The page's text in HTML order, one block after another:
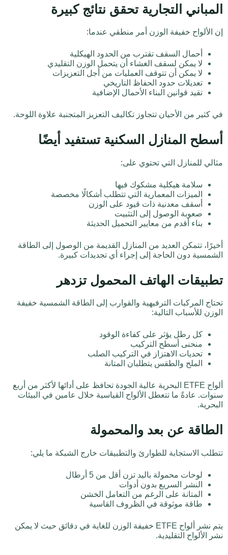
المباني التجارية تحقق نتائج كبيرة
إن الألواح خفيفة الوزن أمر منطقي عندما:
أحمال السقف تقترب من الحدود الهيكلية
لا يمكن لسقف الغشاء أن يتحمل الوزن التقليدي
لا يمكن أن تتوقف العمليات من أجل التعزيزات
تعديلات حدود الحفاظ التاريخي
تقيد قوانين البناء الأحمال الإضافية
في كثير من الأحيان تتجاوز تكاليف التعزيز المتجنبة علاوة اللوحة.
أسطح المنازل السكنية تستفيد أيضًا
مثالي للمنازل التي تحتوي على:
سلامة هيكلية مشكوك فيها
الميزات المعمارية التي تتطلب أشكالًا مخصصة
أسقف معدنية ذات قيود على الوزن
صعوبة الوصول إلى التثبيت
بناء أقدم من معايير التحميل الحديثة
أخيرًا، تتمكن العديد من المنازل القديمة من الوصول إلى الطاقة
الشمسية دون الحاجة إلى إجراء أي تجديدات كبيرة.
تطبيقات الهاتف المحمول تزدهر
تحتاج المركبات الترفيهية والقوارب إلى الطاقة الشمسية خفيفة
الوزن للأسباب التالية:
كل رطل يؤثر على كفاءة الوقود
منحنى أسطح التركيب
تحديات الاهتزاز في التركيب الصلب
الملح والطقس يتطلبان المتانة
ألواح ETFE البحرية عالية الجودة تحافظ على أدائها لأكثر من أربع
سنوات. عادةً ما تتعطل الألواح القياسية خلال عامين في البيئات
البحرية.
الطاقة عن بعد والمحمولة
تتطلب الاستجابة للطوارئ والتطبيقات خارج الشبكة ما يلي:
لوحات محمولة باليد تزن أقل من 5 أرطال
النشر السريع بدون أدوات
المتانة على الرغم من التعامل الخشن
طاقة موثوقة في الظروف القاسية
يتم نشر ألواح ETFE خفيفة الوزن للغاية في دقائق حيث لا يمكن
نشر الألواح التقليدية.